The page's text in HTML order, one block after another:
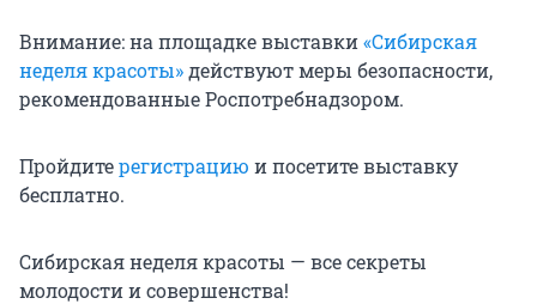
Внимание: на площадке выставки«Сибирская
неделя красоты»действуют меры безопасности,
рекомендованные Роспотребнадзором.
Пройдитерегистрацию и посетите выставку
бесплатно.
Сибирская неделя красоты — все секреты
молодости и совершенства!